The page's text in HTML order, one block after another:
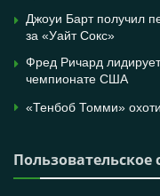
Джоуи Барт получил
за «Уайт Сокс»
Фред Ричард
чемпионате США
«Тенбоб Томми»